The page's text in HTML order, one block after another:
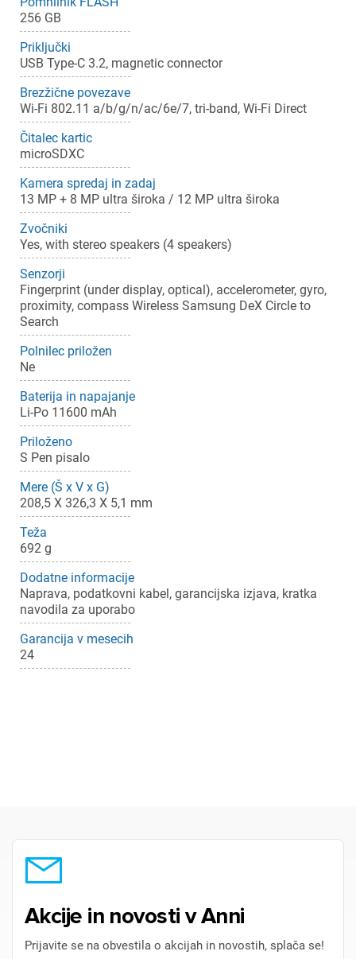
256 GB
Priključki
USB Type-C 3.2, magnetic connector
Brezžične povezave
Wi-Fi 802.11 a/b/g/n/ac/6e/7, tri-band, Wi-Fi Direct
Čitalec kartic
microSDXC
Kamera spredaj in zadaj
13 MP + 8 MP ultra široka / 12 MP ultra široka
Zvočniki
Yes, with stereo speakers (4 speakers)
Senzorji
Fingerprint (under display, optical), accelerometer, gyro,
proximity, compass Wireless Samsung DeX Circle to
Search
Polnilec priložen
Ne
Baterija in napajanje
Li-Po 11600 mAh
Priloženo
S Pen pisalo
Mere (Š x V x G)
208,5 X 326,3 X 5,1 mm
Teža
692 g
Dodatne informacije
Naprava, podatkovni kabel, garancijska izjava, kratka
navodila za uporabo
Garancija v mesecih
24
Akcije in novosti v Anni
Prijavite se na obvestila o akcijah in novostih, splača se!
Prijava
Za dodajanje na seznam želja morate biti prijavljeni.
Prekliči Prijava